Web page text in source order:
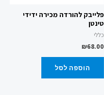
פלייבק להורדה מכירה ידידי
טינטן
כללי
₪68.00
הוספה לסל